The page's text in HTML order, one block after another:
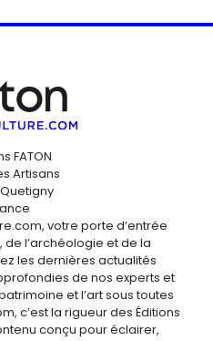
FATON
Artisans
votre porte d’entrée
de l’archéologie et de la
les dernières actualités
de nos experts et
et l’art sous toutes
c’est la rigueur des Éditions
conçu pour éclairer,